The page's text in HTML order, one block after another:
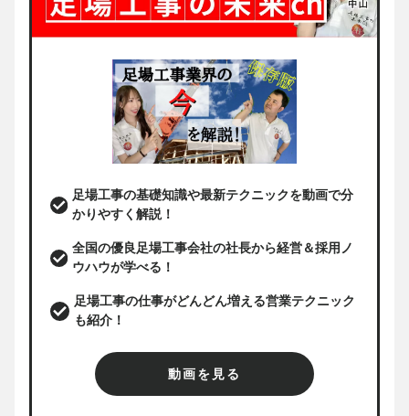
足場工事の基礎知識や最新テクニックを動画で分
かりやすく解説！
全国の優良足場工事会社の社長から経営＆採用ノ
ウハウが学べる！
足場工事の仕事がどんどん増える営業テクニック
も紹介！
動画を見る